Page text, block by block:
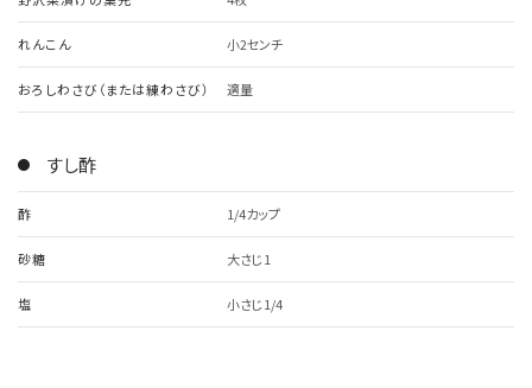
れんこん 小2センチ
おろしわさび（または練わさび） 適量
すし酢
酢 1/4カップ
砂糖 大さじ1
塩 小さじ1/4